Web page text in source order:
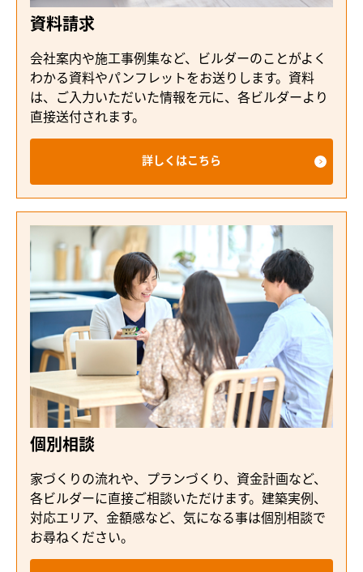
資料請求
会社案内や施工事例集など、ビルダーのことがよく
わかる資料やパンフレットをお送りします。資料
は、ご入力いただいた情報を元に、各ビルダーより
直接送付されます。
詳しくはこちら
個別相談
家づくりの流れや、プランづくり、資金計画など、
各ビルダーに直接ご相談いただけます。建築実例、
対応エリア、金額感など、気になる事は個別相談で
お尋ねください。